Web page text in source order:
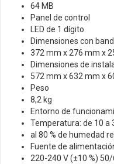
64 MB
Panel de control
LED de 1 dígito
Dimensiones con
372 mm x 276 mm x
Dimensiones de
572 mm x 632 mm x
Peso
8,2 kg
Entorno de
Temperatura: de 10 a
al 80 % de humedad
Fuente de
220-240 V (±10 %)